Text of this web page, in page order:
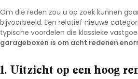
Om die reden zou u op zoek kunnen
bijvoorbeeld. Een relatief nieuwe
typische voordelen die klassieke
garageboxen is om acht redenen
1. Uitzicht op een hoog